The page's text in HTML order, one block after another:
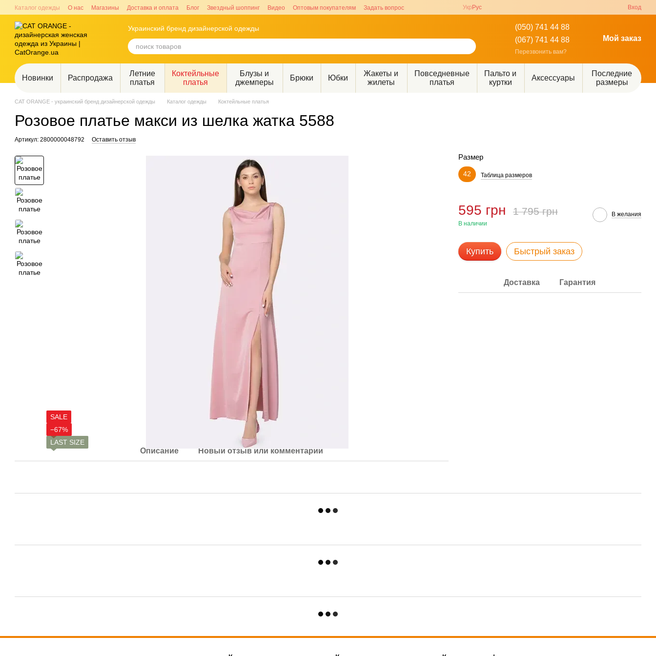
Перейти к основному контенту
Каталог одежды О нас Магазины Доставка и оплата Блог Звездный шоппинг Видео Оптовым покупателям Задать вопрос Укр Рус Вход
Украинский бренд дизайнерской одежды
(050) 741 44 88
(067) 741 44 88
Перезвонить вам?
Мой заказ
Новинки Распродажа
Летние
платья
Коктейльные
платья
Блузы и
джемперы
Брюки Юбки
Жакеты и
жилеты
Повседневные
платья
Пальто и
куртки
Аксессуары
Последние
размеры
CAT ORANGE - украинский бренд дизайнерской одежды Каталог одежды Коктейльные платья
Розовое платье макси из шелка жатка 5588
Артикул: 2800000048792 Оставить отзыв
SALE
−67%
LAST SIZE
Описание Новый отзыв или комментарий
Размер
42 Таблица размеров
595 грн 1 795 грн
В наличии
В желания
Купить Быстрый заказ
Доставка Гарантия